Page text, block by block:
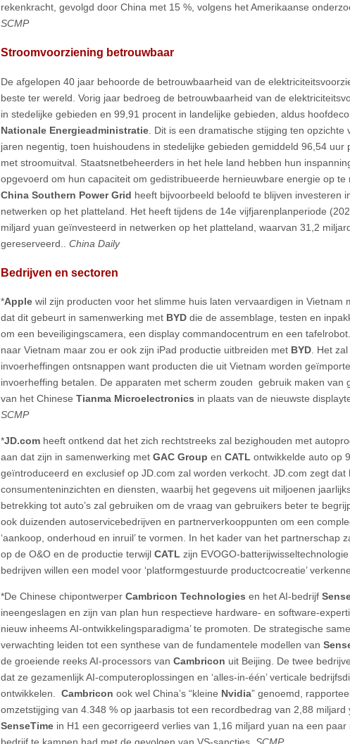
rekenkracht, gevolgd door China met 15 %, volgens het Amerikaanse
SCMP
Stroomvoorziening betrouwbaar
De afgelopen 40 jaar behoorde de betrouwbaarheid van de
beste ter wereld. Vorig jaar bedroeg de betrouwbaarheid van de
in stedelijke gebieden en 99,91 procent in landelijke gebieden, aldus
Nationale Energieadministratie . Dit is een dramatische stijging ten opzichte
jaren negentig, toen huishoudens in stedelijke gebieden gemiddeld 96,54 uur
met stroomuitval. Staatsnetbeheerders in het hele land hebben hun
opgevoerd om hun capaciteit om gedistribueerde hernieuwbare energie op te
China Southern Power Grid heeft bijvoorbeeld beloofd te blijven investeren
netwerken op het platteland. Het heeft tijdens de 14e vijfjarenplanperiode
miljard yuan geïnvesteerd in netwerken op het platteland, waarvan 31,2
gereserveerd.. China Daily
Bedrijven en sectoren
*Apple wil zijn producten voor het slimme huis laten vervaardigen in Vietnam
dat dit gebeurt in samenwerking met BYD die de assemblage, testen en
om een beveiligingscamera, een display commandocentrum en een
naar Vietnam maar zou er ook zijn iPad productie uitbreiden met BYD. Het
invoerheffingen ontsnappen want producten die uit Vietnam worden
invoerheffing betalen. De apparaten met scherm zouden gebruik maken van
van het Chinese Tianma Microelectronics in plaats van de nieuwste
SCMP
*JD.com heeft ontkend dat het zich rechtstreeks zal bezighouden met
aan dat zijn in samenwerking met GAC Group en CATL ontwikkelde auto op
geïntroduceerd en exclusief op JD.com zal worden verkocht. JD.com zegt dat
consumenteninzichten en diensten, waarbij het gegevens uit miljoenen
betrekking tot auto’s zal gebruiken om de vraag van gebruikers beter te
ook duizenden autoservicebedrijven en partnerverkooppunten om een
‘aankoop, onderhoud en inruil’ te vormen. In het kader van het partnerschap
op de O&O en de productie terwijl CATL zijn EVOGO-
bedrijven willen een model voor ‘platformgestuurde productcocreatie’
*De Chinese chipontwerper Cambricon Technologies en het AI-bedrijf
ineengeslagen en zijn van plan hun respectieve hardware- en software-
nieuw inheems AI-ontwikkelingsparadigma’ te promoten. De strategische
verwachting leiden tot een synthese van de fundamentele modellen van
de groeiende reeks AI-processors van Cambricon uit Beijing. De twee
dat ze gezamenlijk AI-computeroplossingen en ‘alles-in-één’ verticale
ontwikkelen. Cambricon ook wel China’s “kleine Nvidia” genoemd,
omzetstijging van 4.348 % op jaarbasis tot een recordbedrag van 2,88 miljard
SenseTime in H1 een gecorrigeerd verlies van 1,16 miljard yuan na een